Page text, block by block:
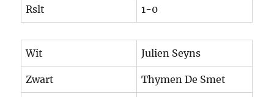
Rslt 1-0
Wit Julien Seyns
Zwart Thymen De Smet